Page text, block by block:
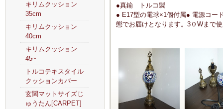
キリムクッション
35cm
キリムクッション
40cm
キリムクッション
45~
トルコテキスタイル
クッションカバー
玄関マットサイズじ
ゅうたん[CARPET]
●真鍮 トルコ製
● E17型の電球×1個付属● 電源コー
態でお届けとなります。3０Wまで